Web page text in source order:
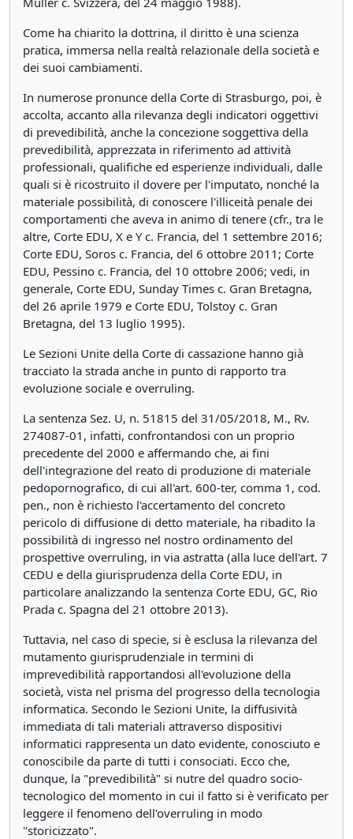
Come ha chiarito la dottrina, il diritto è una scienza
pratica, immersa nella realtà relazionale della società e
dei suoi cambiamenti.
In numerose pronunce della Corte di Strasburgo, poi, è
accolta, accanto alla rilevanza degli indicatori oggettivi
di prevedibilità, anche la concezione soggettiva della
prevedibilità, apprezzata in riferimento ad attività
professionali, qualifiche ed esperienze individuali, dalle
quali si è ricostruito il dovere per l'imputato, nonché la
materiale possibilità, di conoscere l'illiceità penale dei
comportamenti che aveva in animo di tenere (cfr., tra le
altre, Corte EDU, X e Y c. Francia, del 1 settembre 2016;
Corte EDU, Soros c. Francia, del 6 ottobre 2011; Corte
EDU, Pessino c. Francia, del 10 ottobre 2006; vedi, in
generale, Corte EDU, Sunday Times c. Gran Bretagna,
del 26 aprile 1979 e Corte EDU, Tolstoy c. Gran
Bretagna, del 13 luglio 1995).
Le Sezioni Unite della Corte di cassazione hanno già
tracciato la strada anche in punto di rapporto tra
evoluzione sociale e overruling.
La sentenza Sez. U, n. 51815 del 31/05/2018, M., Rv.
274087-01, infatti, confrontandosi con un proprio
precedente del 2000 e affermando che, ai fini
dell'integrazione del reato di produzione di materiale
pedopornografico, di cui all'art. 600-ter, comma 1, cod.
pen., non è richiesto l'accertamento del concreto
pericolo di diffusione di detto materiale, ha ribadito la
possibilità di ingresso nel nostro ordinamento del
prospettive overruling, in via astratta (alla luce dell'art. 7
CEDU e della giurisprudenza della Corte EDU, in
particolare analizzando la sentenza Corte EDU, GC, Rio
Prada c. Spagna del 21 ottobre 2013).
Tuttavia, nel caso di specie, si è esclusa la rilevanza del
mutamento giurisprudenziale in termini di
imprevedibilità rapportandosi all'evoluzione della
società, vista nel prisma del progresso della tecnologia
informatica. Secondo le Sezioni Unite, la diffusività
immediata di tali materiali attraverso dispositivi
informatici rappresenta un dato evidente, conosciuto e
conoscibile da parte di tutti i consociati. Ecco che,
dunque, la "prevedibilità" si nutre del quadro socio-
tecnologico del momento in cui il fatto si è verificato per
leggere il fenomeno dell'overruling in modo
"storicizzato".